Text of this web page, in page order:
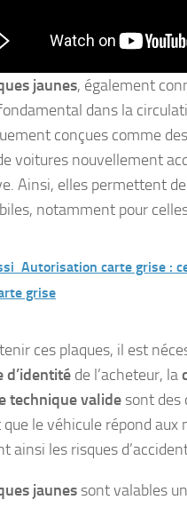
jaunes, également
dans la
conçues comme des
voitures nouvellement
Ainsi, elles permettent
notamment pour
Autorisation carte grise :
grise
ces plaques, il est
d’identité de l’acheteur, la
technique valide sont des
le véhicule répond
ainsi les risques
jaunes sont valables